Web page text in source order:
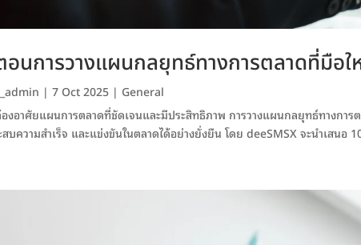
นการวางแผนกลยุทธ์ทางการตลาดที่มือ
| 7 Oct 2025| General
งอาศัยแผนการตลาดที่ชัดเจนและมีประสิทธิภาพ การวางแผนกลยุทธ์ทางการ
บความสำเร็จ และแข่งขันในตลาดได้อย่างยั่งยืน โดย deeSMSX จะนำเสนอ